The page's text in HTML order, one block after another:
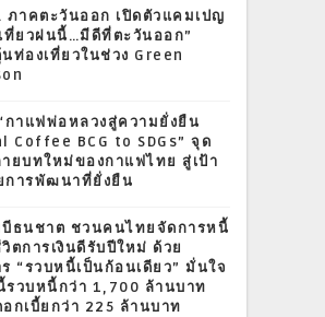
ภาคตะวันออก เปิดตัวแคมเปญ
ที่ยวฝนนี้…มีดีที่ตะวันออก”
ท่องเที่ยวในช่วง Green
กาแฟพ่อหลวงสู่ความยั่งยืน
Coffee BCG to SDGs” จุด
ยบทใหม่ของกาแฟไทย สู่เป้า
การพัฒนาที่ยั่งยืน
บีธนชาต ชวนคนไทยจัดการหนี้
ตการเงินดีรับปีใหม่ ด้วย
“รวบหนี้เป็นก้อนเดียว” มั่นใจ
รวบหนี้กว่า 1,700 ล้านบาท
กเบี้ยกว่า 225 ล้านบาท